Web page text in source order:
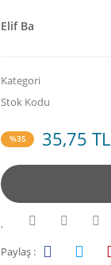
Elif Ba
Kategori
Stok Kodu
%35 35,75 TL
Paylaş :